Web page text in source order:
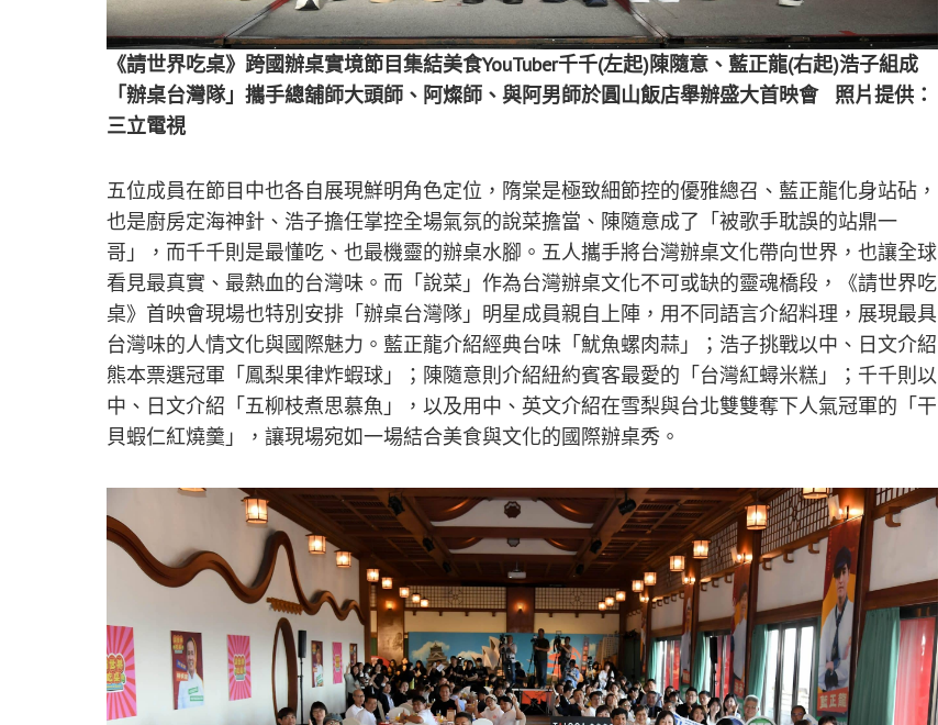
《請世界吃桌》跨國辦桌實境節目集結美食YouTuber千千(左起)陳隨意、藍正龍(右起)浩子組成
「辦桌台灣隊」攜手總舖師大頭師、阿燦師、與阿男師於圓山飯店舉辦盛大首映會 照片提供：
三立電視
五位成員在節目中也各自展現鮮明角色定位，隋棠是極致細節控的優雅總召、藍正龍化身站砧，
也是廚房定海神針、浩子擔任掌控全場氣氛的說菜擔當、陳隨意成了「被歌手耽誤的站鼎一
哥」，而千千則是最懂吃、也最機靈的辦桌水腳。五人攜手將台灣辦桌文化帶向世界，也讓全球
看見最真實、最熱血的台灣味。而「說菜」作為台灣辦桌文化不可或缺的靈魂橋段，《請世界吃
桌》首映會現場也特別安排「辦桌台灣隊」明星成員親自上陣，用不同語言介紹料理，展現最具
台灣味的人情文化與國際魅力。藍正龍介紹經典台味「魷魚螺肉蒜」；浩子挑戰以中、日文介紹
熊本票選冠軍「鳳梨果律炸蝦球」；陳隨意則介紹紐約賓客最愛的「台灣紅蟳米糕」；千千則以
中、日文介紹「五柳枝煮思慕魚」，以及用中、英文介紹在雪梨與台北雙雙奪下人氣冠軍的「干
貝蝦仁紅燒羹」，讓現場宛如一場結合美食與文化的國際辦桌秀。